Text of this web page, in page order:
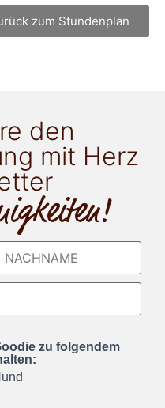
zum Stundenplan
den
mit Herz
zu folgendem